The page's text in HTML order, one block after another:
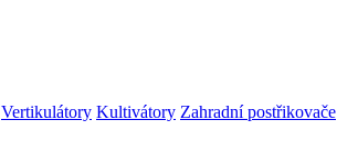
Vertikulátory Kultivátory Zahradní postřikovače